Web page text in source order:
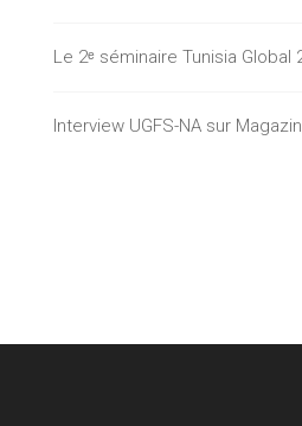
Le 2ᵉ séminaire Tunisia Global
Interview UGFS-NA sur